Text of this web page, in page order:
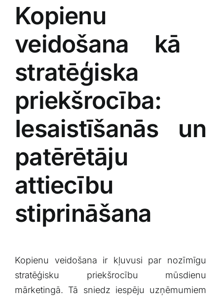
Kopienu
veidošana kā ​
stratēģiska
priekšrocība:⁣
Iesaistīšanās un‍
patērētāju
attiecību
stiprināšana
Kopienu veidošana ir⁣ kļuvusi par nozīmīgu
stratēģisku priekšrocību ⁣mūsdienu
mārketingā. Tā sniedz​ iespēju uzņēmumiem